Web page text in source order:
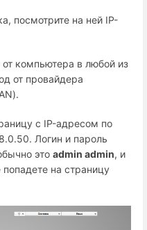
посмотрите на ней IP-
компьютера в любой из
от провайдера
с IP-адресом по
Логин и пароль
это admin admin, и
на страницу